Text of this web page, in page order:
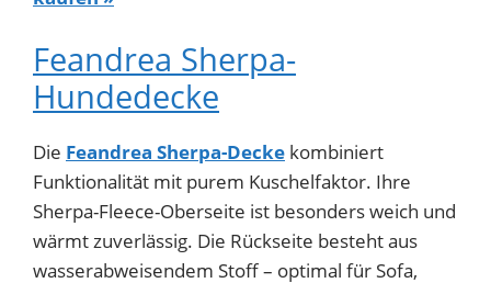
Feandrea Sherpa-
Hundedecke
Die Feandrea Sherpa-Decke kombiniert
Funktionalität mit purem Kuschelfaktor. Ihre
Sherpa-Fleece-Oberseite ist besonders weich und
wärmt zuverlässig. Die Rückseite besteht aus
wasserabweisendem Stoff – optimal für Sofa,